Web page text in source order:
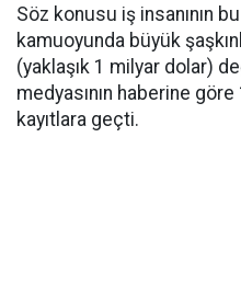
Söz konusu iş insanının
kamuoyunda büyük
(yaklaşık 1 milyar dolar)
medyasının haberine
kayıtlara geçti.